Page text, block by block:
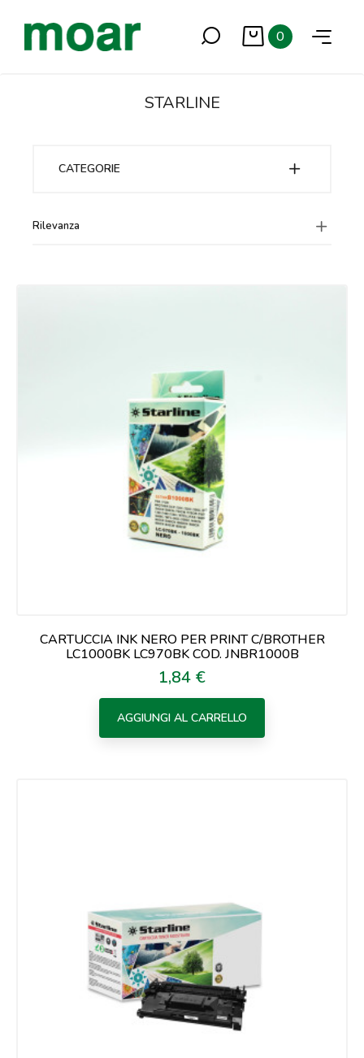
0
STARLINE
CATEGORIE
Rilevanza
CARTUCCIA INK NERO PER PRINT C/BROTHER
LC1000BK LC970BK COD. JNBR1000B
Prezzo
1,84 €
AGGIUNGI AL CARRELLO